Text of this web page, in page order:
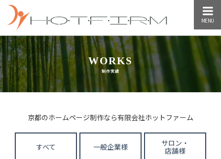
MENU
WORKS
制作実績
京都のホームページ制作なら有限会社ホットファーム
すべて 一般企業様
サロン・
店舗様